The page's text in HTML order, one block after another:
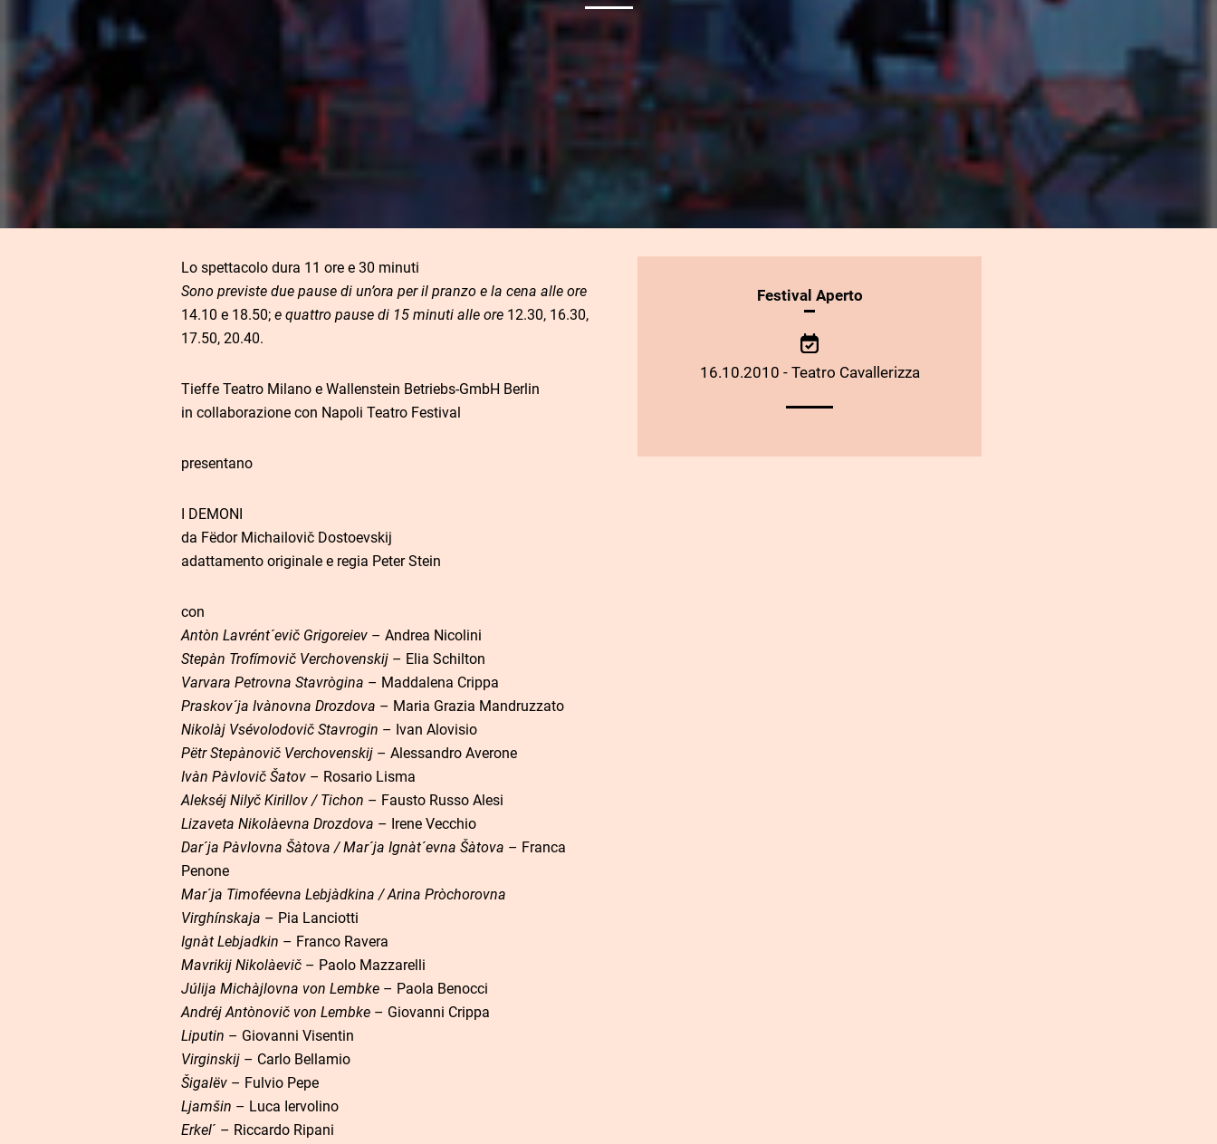
Lo spettacolo dura 11 ore e 30 minuti
Sono previste due pause di un’ora per il pranzo e la cena alle ore
14.10 e 18.50; e quattro pause di 15 minuti alle ore 12.30, 16.30,
17.50, 20.40.
Tieffe Teatro Milano e Wallenstein Betriebs-GmbH Berlin
in collaborazione con Napoli Teatro Festival
presentano
I DEMONI
da Fëdor Michailovič Dostoevskij
adattamento originale e regia Peter Stein
con
Antòn Lavrént´evič Grigoreiev – Andrea Nicolini
Stepàn Trofímovič Verchovenskij – Elia Schilton
Varvara Petrovna Stavrògina – Maddalena Crippa
Praskov´ja Ivànovna Drozdova – Maria Grazia Mandruzzato
Nikolàj Vsévolodovič Stavrogin – Ivan Alovisio
Pëtr Stepànovič Verchovenskij – Alessandro Averone
Ivàn Pàvlovič Šatov – Rosario Lisma
Alekséj Nilyč Kirillov / Tichon – Fausto Russo Alesi
Lizaveta Nikolàevna Drozdova – Irene Vecchio
Dar´ja Pàvlovna Šàtova / Mar´ja Ignàt´evna Šàtova – Franca
Penone
Mar´ja Timoféevna Lebjàdkina / Arina Pròchorovna
Virghínskaja – Pia Lanciotti
Ignàt Lebjadkin – Franco Ravera
Mavrikij Nikolàevič – Paolo Mazzarelli
Júlija Michàjlovna von Lembke – Paola Benocci
Andréj Antònovič von Lembke – Giovanni Crippa
Liputin – Giovanni Visentin
Virginskij – Carlo Bellamio
Šigalëv – Fulvio Pepe
Ljamšin – Luca Iervolino
Erkel´ – Riccardo Ripani
INFORMAZIONIFestival Aperto
16.10.2010 - Teatro Cavallerizza